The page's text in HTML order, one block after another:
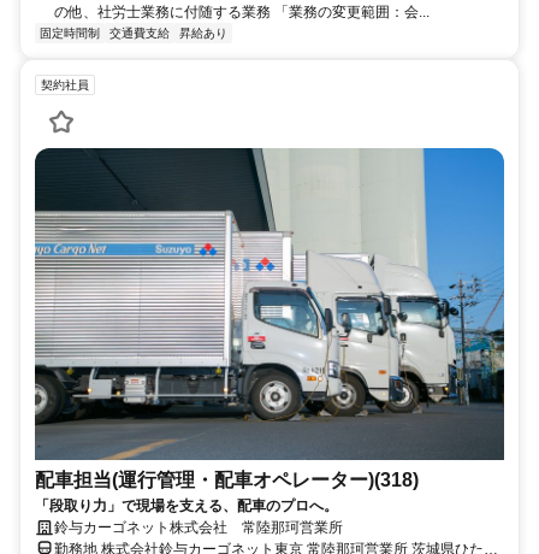
の他、社労士業務に付随する業務 「業務の変更範囲：会...
固定時間制 交通費支給 昇給あり
契約社員
配車担当(運行管理・配車オペレーター)(318)
「段取り力」で現場を支える、配車のプロへ。
鈴与カーゴネット株式会社 常陸那珂営業所
勤務地 株式会社鈴与カーゴネット東京 常陸那珂営業所 茨城県ひたち